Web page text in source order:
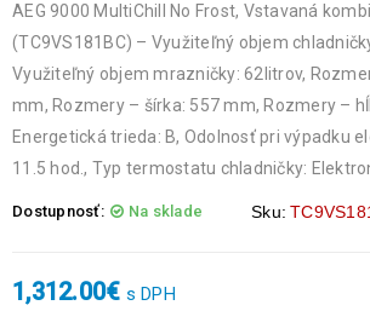
AEG 9000 MultiChill No Frost, Vstavaná
(TC9VS181BC) – Využiteľný objem
Využiteľný objem mrazničky: 62litrov,
mm, Rozmery – šírka: 557 mm, Rozmery –
Energetická trieda: B, Odolnosť pri výpadku
11.5 hod., Typ termostatu chladničky:
Dostupnosť: Na sklade Sku:
1,312.00€ s DPH